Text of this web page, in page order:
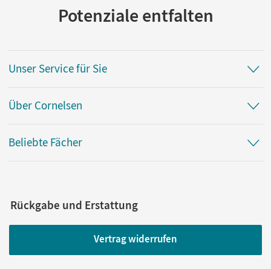
Potenziale entfalten
Unser Service für Sie
Über Cornelsen
Beliebte Fächer
Rückgabe und Erstattung
Vertrag widerrufen